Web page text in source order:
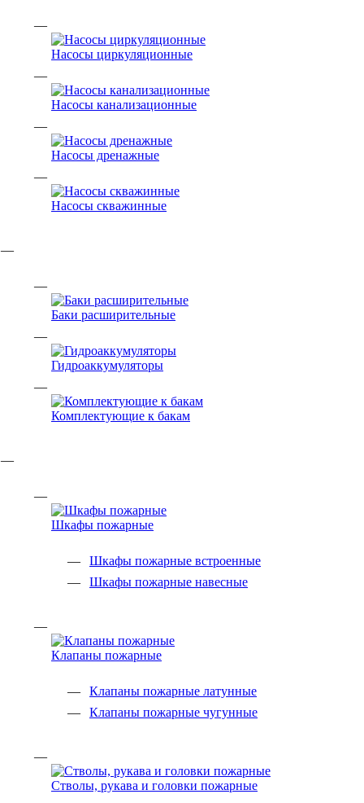
Насосы циркуляционные
Насосы канализационные
Насосы дренажные
Насосы скважинные
Баки расширительные
Гидроаккумуляторы
Комплектующие к бакам
Шкафы пожарные
Шкафы пожарные встроенные
Шкафы пожарные навесные
Клапаны пожарные
Клапаны пожарные латунные
Клапаны пожарные чугунные
Стволы, рукава и головки пожарные